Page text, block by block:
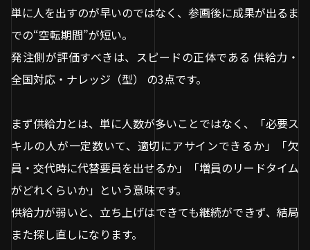
単に人を出すのが早いのではなく、参画後に成果が出るま
での“空転期間”が短い。
発注側が評価すべきは、スピードの正体である 供給力・
全国対応・ナレッジ（型） の3点です。
まず供給力とは、単に人数が多いことではなく、「必要ス
キルの人が一定数いて、適切にアサインできるか」「欠
員・交代時に代替要員を出せるか」「増員のリードタイム
がどれくらいか」という意味です。
供給力が弱いと、立ち上げはできても継続ができず、結局
また探し直しになります。